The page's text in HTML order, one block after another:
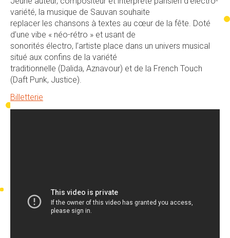
variété, la musique de Sauvan souhaite
replacer les chansons à textes au cœur de la fête. Doté
d’une vibe « néo-rétro » et usant de
sonorités électro, l’artiste place dans un univers musical
situé aux confins de la variété
traditionnelle (Dalida, Aznavour) et de la French Touch
(Daft Punk, Justice).
Billetterie